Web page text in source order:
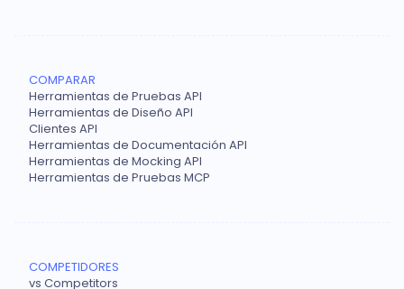
COMPARAR
Herramientas de Pruebas API
Herramientas de Diseño API
Clientes API
Herramientas de Documentación API
Herramientas de Mocking API
Herramientas de Pruebas MCP
COMPETIDORES
vs Competitors